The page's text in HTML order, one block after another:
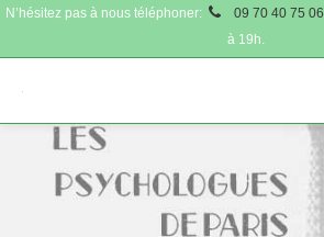
N’hésitez pas à nous téléphoner: 09 70 40 75 06
à 19h.